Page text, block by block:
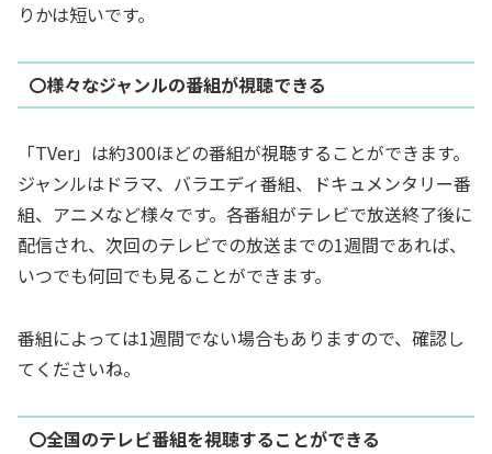
りかは短いです。
〇様々なジャンルの番組が視聴できる
「TVer」は約300ほどの番組が視聴することができます。
ジャンルはドラマ、バラエディ番組、ドキュメンタリー番
組、アニメなど様々です。各番組がテレビで放送終了後に
配信され、次回のテレビでの放送までの1週間であれば、
いつでも何回でも見ることができます。
番組によっては1週間でない場合もありますので、確認し
てくださいね。
〇全国のテレビ番組を視聴することができる